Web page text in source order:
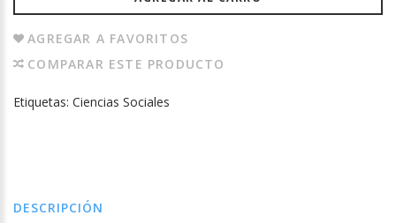
AGREGAR A FAVORITOS
COMPARAR ESTE PRODUCTO
Etiquetas: Ciencias Sociales
DESCRIPCIÓN